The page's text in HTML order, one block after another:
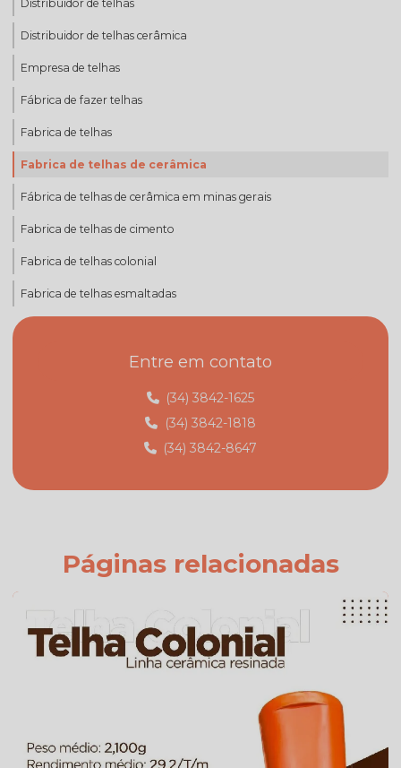
Distribuidor de telhas
Distribuidor de telhas cerâmica
Empresa de telhas
Fábrica de fazer telhas
Fabrica de telhas
Fabrica de telhas de cerâmica
Fábrica de telhas de cerâmica em minas gerais
Fabrica de telhas de cimento
Fabrica de telhas colonial
Fabrica de telhas esmaltadas
Fabrica de telhas minas gerais
Fábrica de telhas em monte carmelo
Fábrica de telhas em monte carmelo mg
Fabricante de telhas cerâmicas
Fornecedor de telhas colonial
Orçamento de telha de cimento
Preço da telha americana branca esmaltada
Preço de telhas cerâmica resinada
Entre em contato
(34) 3842-1625
(34) 3842-1818
(34) 3842-8647
Páginas relacionadas